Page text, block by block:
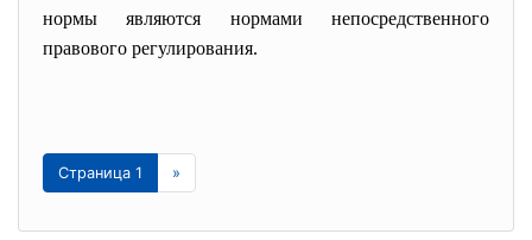
нормы являются нормами непосредственного
правового регулирования.
Страница 1 »